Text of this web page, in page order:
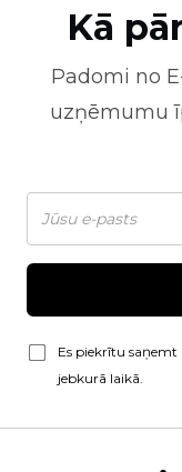
Kā
Padomi no
uzņēmumu
Es piekrītu
jebkurā laikā.